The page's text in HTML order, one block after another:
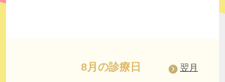
8月の診療日 翌月